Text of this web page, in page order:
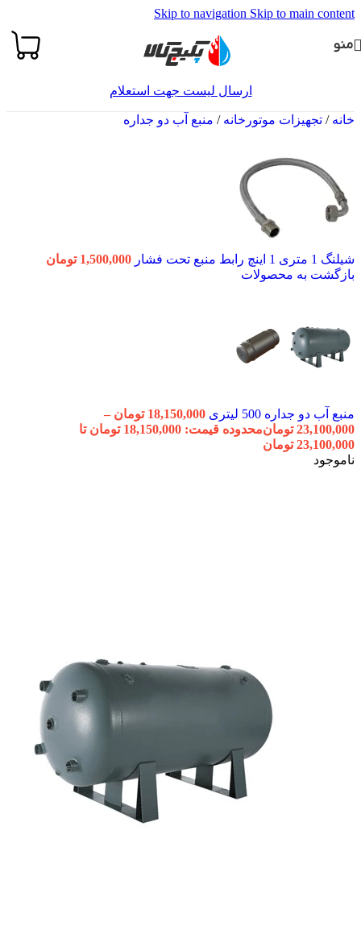
Skip to navigation Skip to main content
منو
ارسال لیست جهت استعلام
خانه/ تجهیزات موتورخانه/ منبع آب دو جداره
شیلنگ 1 متری 1 اینچ رابط منبع تحت فشار 1,500,000 تومان
بازگشت به محصولات
منبع آب دو جداره 500 لیتری 18,150,000 تومان –
23,100,000 تومان
محدوده قیمت: 18,150,000 تومان تا
23,100,000 تومان
ناموجود